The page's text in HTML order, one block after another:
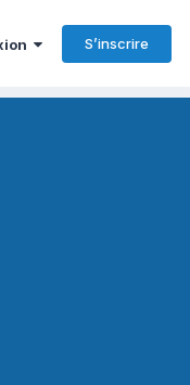
S’inscrire